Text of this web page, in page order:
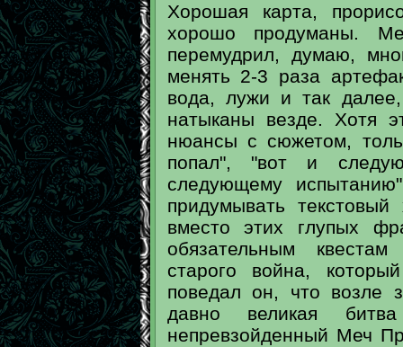
Хорошая карта,
хорошо продуманы.
перемудрил, думаю,
менять 2-3 раза
вода, лужи и так
натыканы везде. Хотя
нюансы с сюжетом,
попал", "вот и
следующему
придумывать
вместо этих глупых
обязательным
старого война,
поведал он, что возле
давно великая
непревзойденный Меч